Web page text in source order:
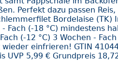
Perfekt dazu passen
Bordelaise (TK)
Fach (-18 °C) mindestens
(-12 °C) 3 Wochen -
einfrieren! GTIN
UVP 5,99 € Grundpreis